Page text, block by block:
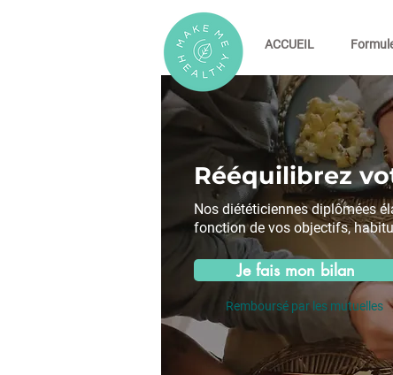
ACCUEIL
Rééquilibrez
Nos diététiciennes diplômées
fonction de vos objectifs,
Je fais mon bilan
Remboursé par les mutuelles